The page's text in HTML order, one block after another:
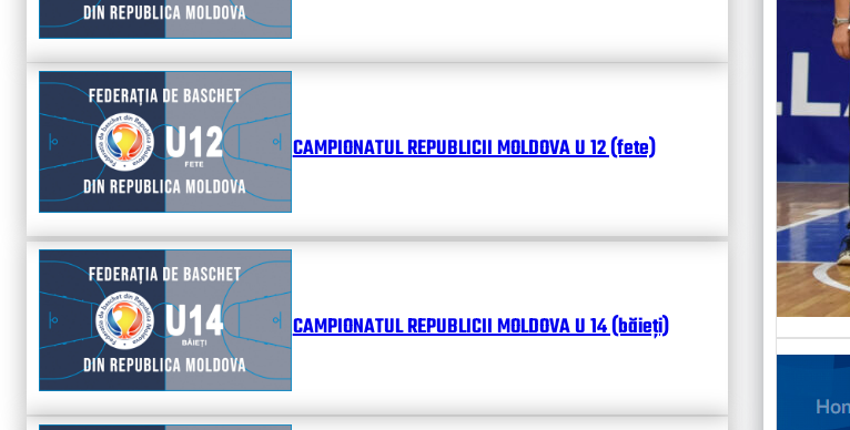
CAMPIONATUL REPUBLICII MOLDOVA U 12 (fete)
CAMPIONATUL REPUBLICII MOLDOVA U 14 (băieți)